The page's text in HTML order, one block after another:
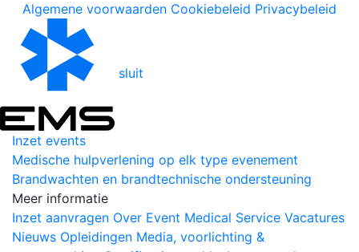
Algemene voorwaarden Cookiebeleid Privacybeleid
sluit
Inzet events
Medische hulpverlening op elk type evenement
Brandwachten en brandtechnische ondersteuning
Meer informatie
Inzet aanvragen Over Event Medical Service Vacatures
Nieuws Opleidingen Media, voorlichting &